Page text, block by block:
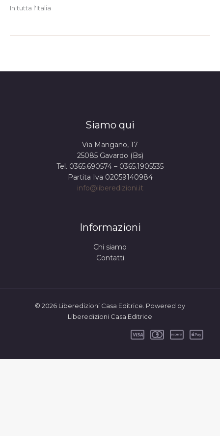
In tutta l'Italia
Siamo qui
Via Mangano, 17
25085 Gavardo (Bs)
Tel. 0365.690574 – 0365.1905535
Partita Iva 02059140984
info@liberedizioni.it
Informazioni
Chi siamo
Contatti
© 2026 Liberedizioni Casa Editrice. Powered by
Liberedizioni Casa Editrice